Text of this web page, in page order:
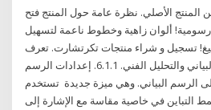
المنتج الأصلي. نظرة عامة حول المنتج فتح
ألوان زاهية وخطوط ناعمة لتسهيل
تسجيل و شراء منتجات تكرتشارت. تعرف
على إعدادات الرسم البياني والتحليل الفني. 6.1.1. إعدادات الرسم
الرسم البياني. وهي ميزة جديدة تستخدم
التباين في خاصية مقاسة مع الإشارة إلى